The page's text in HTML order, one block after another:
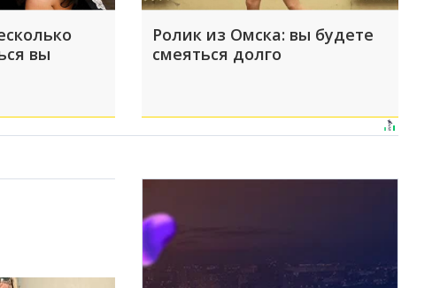
вы
Ролик из Омска: вы будете
смеяться долго